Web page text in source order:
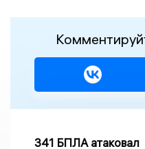
341 БПЛА атаковал